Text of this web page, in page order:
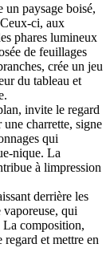
paysage boisé,
ci, aux
phares lumineux
de feuillages
crée un jeu
du tableau et
invite le regard
une charrette, signe
qui
nique. La
à limpression
derrière les
qui
La composition,
et mettre en